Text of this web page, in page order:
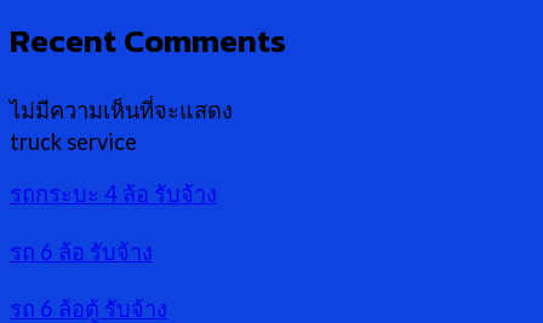
Recent Comments
ไม่มีความเห็นที่จะแสดง
truck service
รถกระบะ 4 ล้อ รับจ้าง
รถ 6 ล้อ รับจ้าง
รถ 6 ล้อตู้ รับจ้าง